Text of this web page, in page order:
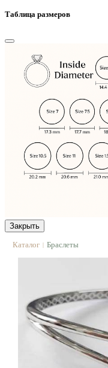
Таблица размеров
Закрыть
Каталог | Браслеты